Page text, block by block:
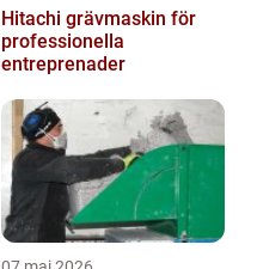
Hitachi grävmaskin för
professionella
entreprenader